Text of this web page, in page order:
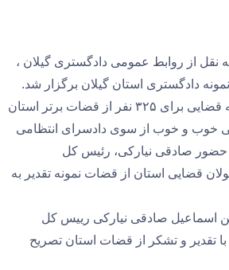
نقل از روابط عمومی دادگستری گیلان ،
با توجه به صدور کارنامه قضایی برای ۳۲۵ نفر از قضات برتر استان
خوب و خوب از سوی دادسرای انتظامی
حضور صادقی نیارکی، رئیس کل
قضایی استان از قضات نمونه تقدیر به
اسماعیل صادقی نیارکی رییس کل
تقدیر و تشکر از قضات استان تصریح